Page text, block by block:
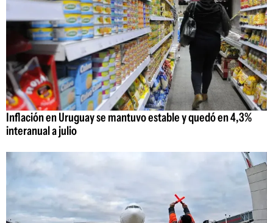
Inflación en Uruguay se mantuvo estable y quedó en 4,3%
interanual a julio